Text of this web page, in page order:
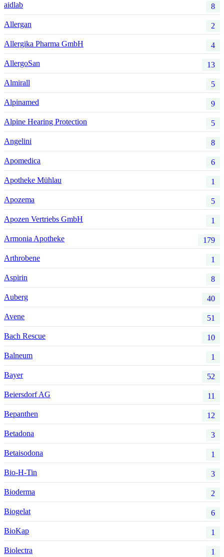
aidlab 8
Allergan 2
Allergika Pharma GmbH 4
AllergoSan 13
Almirall 5
Alpinamed 9
Alpine Hearing Protection 5
Angelini 8
Apomedica 6
Apotheke Mühlau 1
Apozema 5
Apozen Vertriebs GmbH 1
Armonia Apotheke 179
Arthrobene 1
Aspirin 8
Auberg 40
Avene 51
Bach Rescue 10
Balneum 1
Bayer 52
Beiersdorf AG 11
Bepanthen 12
Betadona 3
Betaisodona 1
Bio-H-Tin 3
Bioderma 2
Biogelat 6
BioKap 1
Biolectra 1